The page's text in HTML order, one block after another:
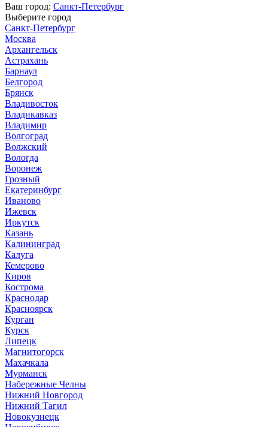
Ваш город: Санкт-Петербург
Выберите город
Санкт-Петербург
Москва
Архангельск
Астрахань
Барнаул
Белгород
Брянск
Владивосток
Владикавказ
Владимир
Волгоград
Волжский
Вологда
Воронеж
Грозный
Екатеринбург
Иваново
Ижевск
Иркутск
Казань
Калининград
Калуга
Кемерово
Киров
Кострома
Краснодар
Красноярск
Курган
Курск
Липецк
Магнитогорск
Махачкала
Мурманск
Набережные Челны
Нижний Новгород
Нижний Тагил
Новокузнецк